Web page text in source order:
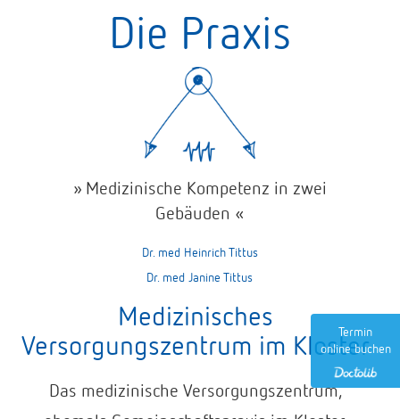
Termin
online buchen
Die Praxis
» Medizinische Kompetenz in zwei
Gebäuden «
Dr. med Heinrich Tittus
Dr. med Janine Tittus
Medizinisches
Versorgungszentrum im Kloster
Das medizinische Versorgungszentrum,